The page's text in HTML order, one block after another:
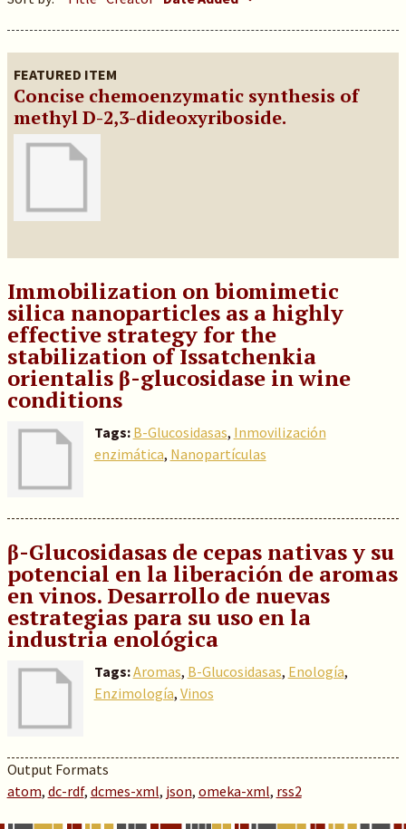
FEATURED ITEM
Concise chemoenzymatic synthesis of
methyl D-2,3-dideoxyriboside.
Immobilization on biomimetic
silica nanoparticles as a highly
effective strategy for the
stabilization of Issatchenkia
orientalis β-glucosidase in wine
conditions
Tags: B-Glucosidasas, Inmovilización
enzimática, Nanopartículas
β-Glucosidasas de cepas nativas y su
potencial en la liberación de aromas
en vinos. Desarrollo de nuevas
estrategias para su uso en la
industria enológica
Tags:Aromas, B-Glucosidasas, Enología,
Enzimología, Vinos
Output Formats
atom, dc-rdf, dcmes-xml, json, omeka-xml, rss2